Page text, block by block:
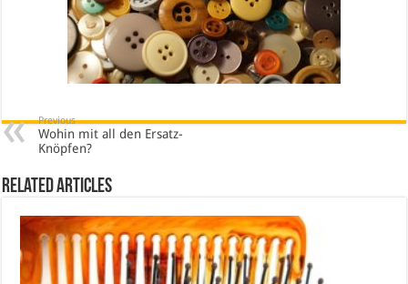
Previous
Wohin mit all den Ersatz-
Knöpfen?
Related Articles